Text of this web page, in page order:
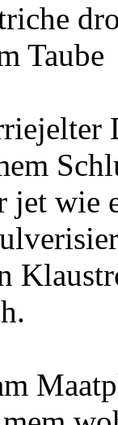
Taube
jet wie